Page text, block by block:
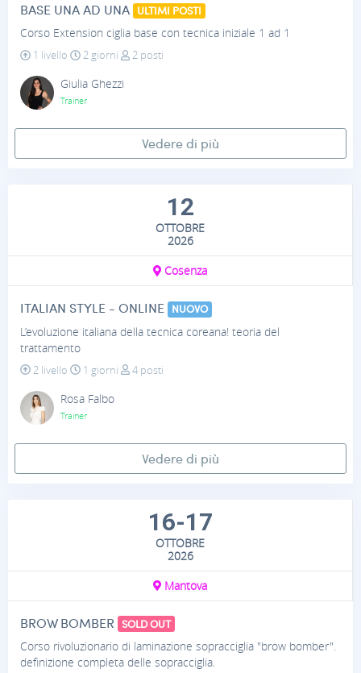
BASE UNA AD UNA ULTIMI POSTI
Corso Extension ciglia base con tecnica iniziale 1 ad 1
1 livello
2 giorni
2 posti
Giulia Ghezzi
Trainer
Vedere di più
12
OTTOBRE
2026
Cosenza
ITALIAN STYLE - ONLINE NUOVO
L’evoluzione italiana della tecnica coreana! teoria del
trattamento
2 livello
1 giorni
4 posti
Rosa Falbo
Trainer
Vedere di più
16-17
OTTOBRE
2026
Mantova
BROW BOMBER SOLD OUT
Corso rivoluzionario di laminazione sopracciglia "brow bomber".
definizione completa delle sopracciglia.